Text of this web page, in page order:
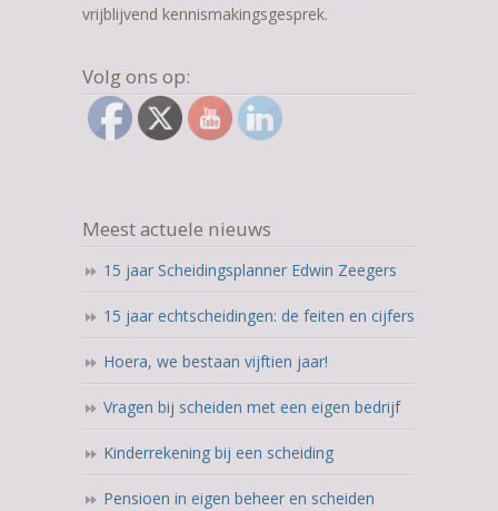
vrijblijvend kennismakingsgesprek.
Volg ons op:
Meest actuele nieuws
15 jaar Scheidingsplanner Edwin Zeegers
15 jaar echtscheidingen: de feiten en cijfers
Hoera, we bestaan vijftien jaar!
Vragen bij scheiden met een eigen bedrijf
Kinderrekening bij een scheiding
Pensioen in eigen beheer en scheiden